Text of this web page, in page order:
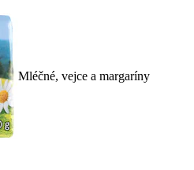
Mléčné, vejce a margaríny